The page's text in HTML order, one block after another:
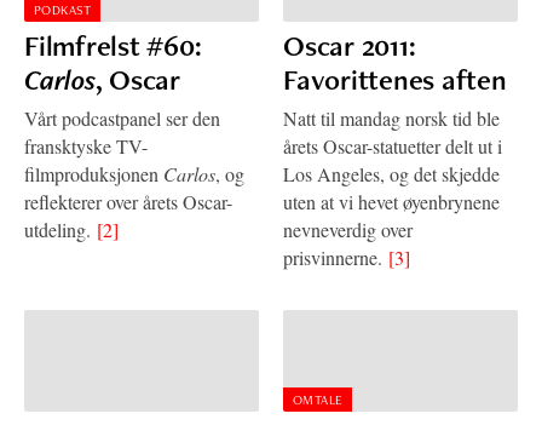
PODKAST
Filmfrelst #60:
Carlos, Oscar
Vårt podcastpanel ser den
fransktyske TV-
filmproduksjonen Carlos, og
reflekterer over årets Oscar-
utdeling. [2]
Oscar 2011:
Favorittenes aften
Natt til mandag norsk tid ble
årets Oscar-statuetter delt ut i
Los Angeles, og det skjedde
uten at vi hevet øyenbrynene
nevneverdig over
prisvinnerne. [3]
OMTALE